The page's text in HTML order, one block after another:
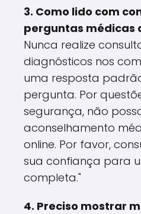
3. Como lido com
perguntas médicas
Nunca realize
diagnósticos nos
uma resposta
pergunta. Por
segurança, não
aconselhamento
online. Por favor,
sua confiança para
completa."
4. Preciso mostrar